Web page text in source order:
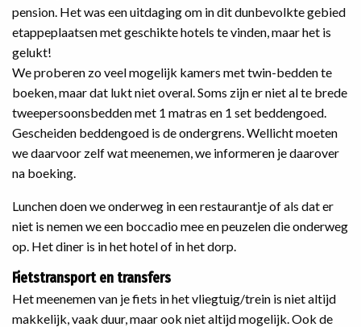
pension. Het was een uitdaging om in dit dunbevolkte gebied
etappeplaatsen met geschikte hotels te vinden, maar het is
gelukt!
We proberen zo veel mogelijk kamers met twin-bedden te
boeken, maar dat lukt niet overal. Soms zijn er niet al te brede
tweepersoonsbedden met 1 matras en 1 set beddengoed.
Gescheiden beddengoed is de ondergrens. Wellicht moeten
we daarvoor zelf wat meenemen, we informeren je daarover
na boeking.
Lunchen doen we onderweg in een restaurantje of als dat er
niet is nemen we een boccadio mee en peuzelen die onderweg
op. Het diner is in het hotel of in het dorp.
Fietstransport en transfers
Het meenemen van je fiets in het vliegtuig/trein is niet altijd
makkelijk, vaak duur, maar ook niet altijd mogelijk. Ook de